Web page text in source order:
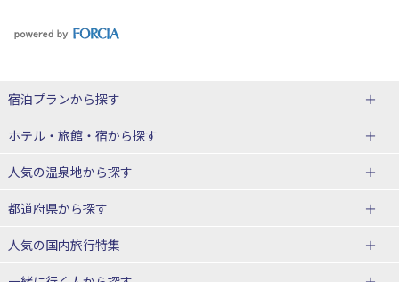
宿泊プランから探す
北海道
東北
青森県
宮城県
山形県
ホテル・旅館・宿から探す
北海道ホテル・旅館
青森県ホテル・旅館
宮城県ホテル・旅館
人気の温泉地から探す
北海道
湯の川温泉(北海道)
都道府県から探す
人気の国内旅行特集